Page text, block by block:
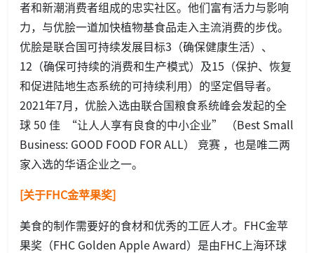
者和新潮消费者组成的忠实社区。他们富有活力与影响
力，与优脍一道加快植物基食品走入主流消费的步伐。
优脍是联合国可持续发展目标3（确保健康生活）、
12（确保可持续的消费和生产模式）及15（保护、恢复
和促进陆地生态系统的可持续利用）的坚定倡导者。
2021年7月，优脍入选由联合国粮食系统峰会发起的全
球 50 佳 “让人人享有良食的中小企业” （Best Small
Business: GOOD FOOD FOR ALL） 竞赛 ，也是唯二两
家入选的华语企业之一。
[关于FHC金苹果奖]
美食的制作需要好的食材和优秀的工匠人才。FHC金苹
果奖（FHC Golden Apple Award）是由FHC上海环球